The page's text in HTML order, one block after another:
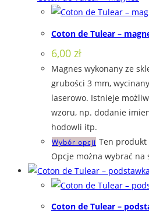
Coton de Tulear –
6,00 zł
Magnes wykonany ze
grubości 3 mm,
laserowo. Istnieje
wzoru, np. dodanie
hodowli itp.
Wybór opcji Ten
Opcje można wybrać
Coton de Tulear –